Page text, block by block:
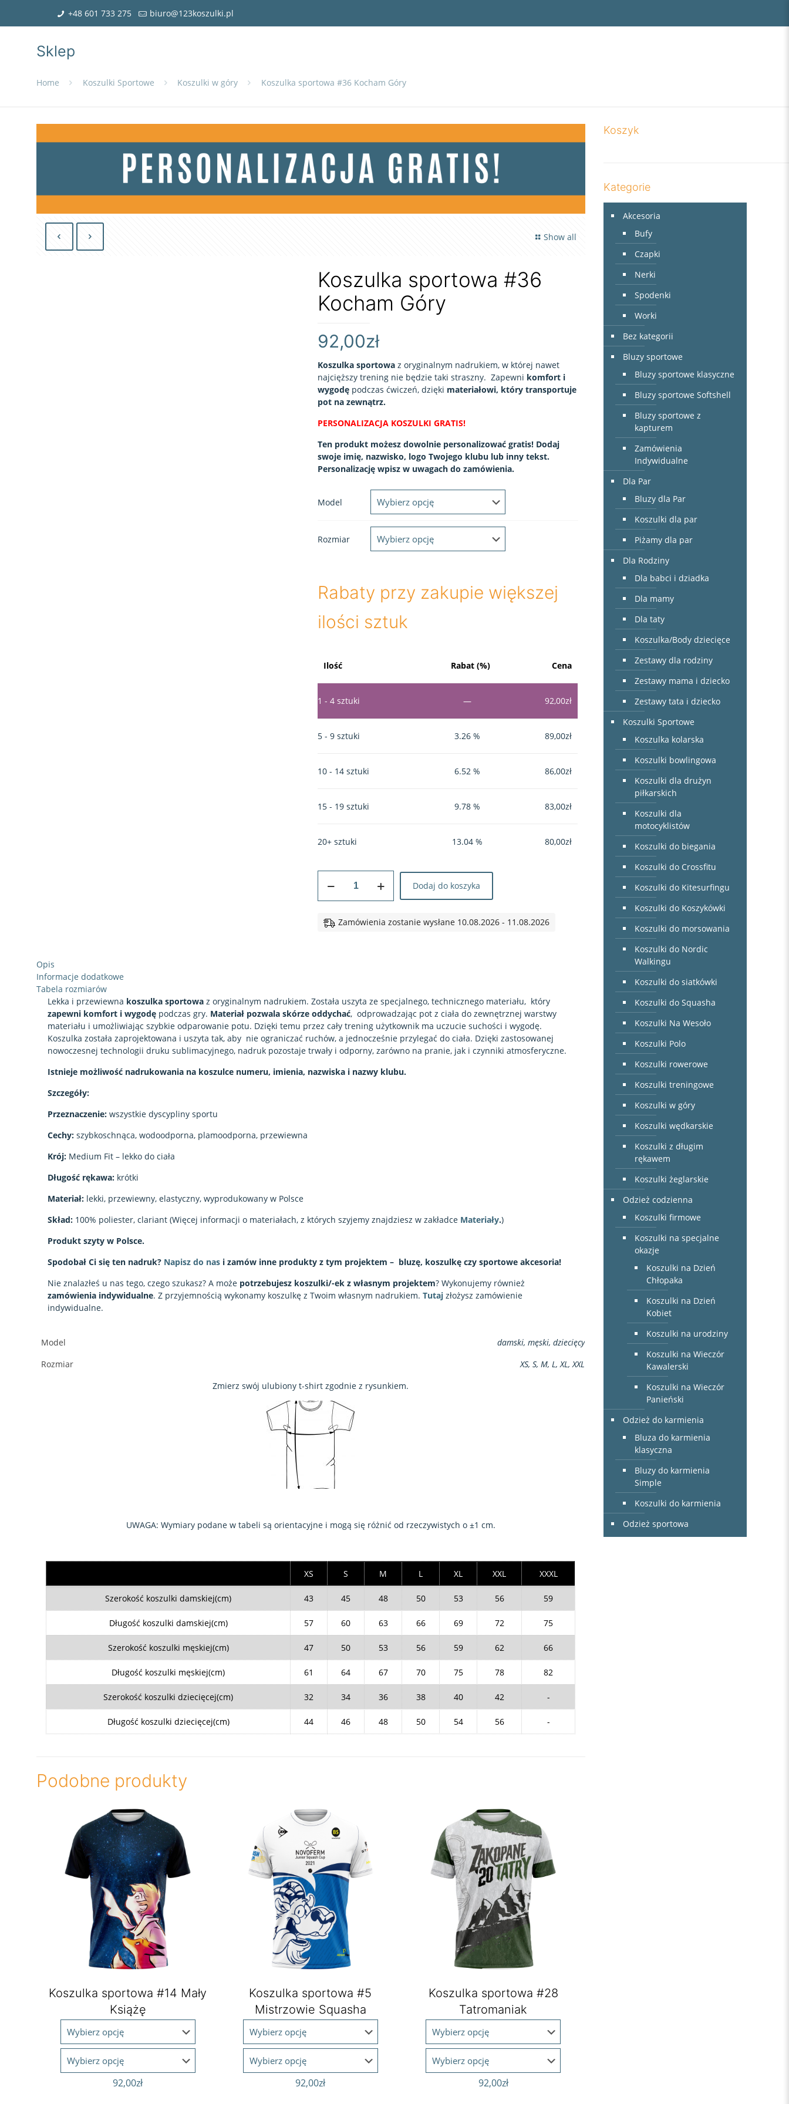
+48 601 733 275 biuro@123koszulki.pl
Sklep
Home Koszulki Sportowe Koszulki w góry Koszulka sportowa #36 Kocham Góry
Show all
Koszulka sportowa #36
Kocham Góry
92,00zł
Koszulka sportowa z oryginalnym nadrukiem, w której nawet
najcięższy trening nie będzie taki straszny. Zapewni komfort i
wygodę podczas ćwiczeń, dzięki materiałowi, który transportuje
pot na zewnątrz.
PERSONALIZACJA KOSZULKI GRATIS!
Ten produkt możesz dowolnie personalizować gratis! Dodaj
swoje imię, nazwisko, logo Twojego klubu lub inny tekst.
Personalizację wpisz w uwagach do zamówienia.
Model
Rozmiar
Rabaty przy zakupie większej
ilości sztuk
Ilość Rabat (%) Cena
1 - 4sztuki — 92,00zł
5 - 9 sztuki 3.26 % 89,00zł
10 - 14 sztuki 6.52 % 86,00zł
15 - 19 sztuki 9.78 % 83,00zł
20+ sztuki 13.04 % 80,00zł
Koszulka
sportowa
Kocham
Dodaj do koszyka
Zamówienia zostanie wysłane 10.08.2026 - 11.08.2026
Opis
Informacje dodatkowe
Tabela rozmiarów
Lekka i przewiewna koszulka sportowaz oryginalnym nadrukiem. Została uszyta ze specjalnego, technicznego materiału, który
zapewni komfort i wygodę podczas gry. Materiał pozwala skórze oddychać, odprowadzając pot z ciała do zewnętrznej warstwy
materiału i umożliwiając szybkie odparowanie potu. Dzięki temu przez cały trening użytkownik ma uczucie suchości i wygodę.
Koszulka została zaprojektowana i uszyta tak, aby nie ograniczać ruchów, a jednocześnie przylegać do ciała. Dzięki zastosowanej
nowoczesnej technologii druku sublimacyjnego, nadruk pozostaje trwały i odporny, zarówno na pranie, jak i czynniki atmosferyczne.
Istnieje możliwość nadrukowania na koszulce numeru, imienia, nazwiska i nazwy klubu.
Szczegóły:
Przeznaczenie: wszystkie dyscypliny sportu
Cechy: szybkoschnąca, wodoodporna, plamoodporna, przewiewna
Krój: Medium Fit – lekko do ciała
Długość rękawa: krótki
Materiał: lekki, przewiewny, elastyczny, wyprodukowany w Polsce
Skład: 100% poliester, clariant (Więcej informacji o materiałach, z których szyjemy znajdziesz w zakładce Materiały.)
Produkt szyty w Polsce.
Spodobał Ci się ten nadruk? Napisz do nas i zamów inne produkty z tym projektem – bluzę, koszulkę czy sportowe akcesoria!
Nie znalazłeś u nas tego, czego szukasz? A może potrzebujesz koszulki/-ek z własnym projektem? Wykonujemy również
zamówienia indywidualne. Z przyjemnością wykonamy koszulkę z Twoim własnym nadrukiem.Tutaj złożysz zamówienie
indywidualne.
Model
damski, męski, dziecięcy
Rozmiar
XS, S, M, L, XL, XXL
Zmierz swój ulubiony t-shirt zgodnie z rysunkiem.
UWAGA: Wymiary podane w tabeli są orientacyjne i mogą się różnić od rzeczywistych o ±1 cm.
XS S M L XL XXL XXXL
Szerokość koszulki damskiej(cm) 43 45 48 50 53 56 59
Długość koszulki damskiej(cm) 57 60 63 66 69 72 75
Szerokość koszulki męskiej(cm) 47 50 53 56 59 62 66
Długość koszulki męskiej(cm) 61 64 67 70 75 78 82
Szerokość koszulki dziecięcej(cm) 32 34 36 38 40 42 -
Długość koszulki dziecięcej(cm) 44 46 48 50 54 56 -
Podobne produkty
Koszulka sportowa #14 Mały
Książę
92,00zł
Koszulka sportowa #5
Mistrzowie Squasha
92,00zł
Koszulka sportowa #28
Tatromaniak
92,00zł
Koszyk
Kategorie
Akcesoria
Bufy
Czapki
Nerki
Spodenki
Worki
Bez kategorii
Bluzy sportowe
Bluzy sportowe klasyczne
Bluzy sportowe Softshell
Bluzy sportowe z
kapturem
Zamówienia
Indywidualne
Dla Par
Bluzy dla Par
Koszulki dla par
Piżamy dla par
Dla Rodziny
Dla babci i dziadka
Dla mamy
Dla taty
Koszulka/Body dziecięce
Zestawy dla rodziny
Zestawy mama i dziecko
Zestawy tata i dziecko
Koszulki Sportowe
Koszulka kolarska
Koszulki bowlingowa
Koszulki dla drużyn
piłkarskich
Koszulki dla
motocyklistów
Koszulki do biegania
Koszulki do Crossfitu
Koszulki do Kitesurfingu
Koszulki do Koszykówki
Koszulki do morsowania
Koszulki do Nordic
Walkingu
Koszulki do siatkówki
Koszulki do Squasha
Koszulki Na Wesoło
Koszulki Polo
Koszulki rowerowe
Koszulki treningowe
Koszulki w góry
Koszulki wędkarskie
Koszulki z długim
rękawem
Koszulki żeglarskie
Odzież codzienna
Koszulki firmowe
Koszulki na specjalne
okazje
Koszulki na Dzień
Chłopaka
Koszulki na Dzień
Kobiet
Koszulki na urodziny
Koszulki na Wieczór
Kawalerski
Koszulki na Wieczór
Panieński
Odzież do karmienia
Bluza do karmienia
klasyczna
Bluzy do karmienia
Simple
Koszulki do karmienia
Odzież sportowa